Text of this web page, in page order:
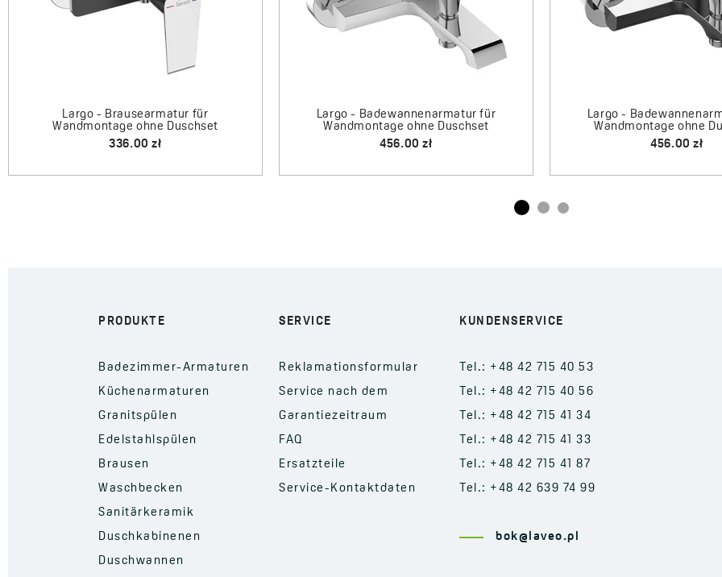
Largo - Duschsäule mit Armatur
1300.00 zł
PRODUKTE
Badezimmer-Armaturen
Küchenarmaturen
Granitspülen
Edelstahlspülen
Brausen
Waschbecken
Sanitärkeramik
Duschkabinenen
Duschwannen
SERVICE
Reklamationsformular
Service nach dem
Garantiezeitraum
FAQ
Ersatzteile
Service-Kontaktdaten
KUNDENSERVICE
Tel.: +48 42 715 40 53
Tel.: +48 42 715 40 56
Tel.: +48 42 715 41 34
Tel.: +48 42 715 41 33
Tel.: +48 42 715 41 87
Tel.: +48 42 639 74 99
bok@laveo.pl